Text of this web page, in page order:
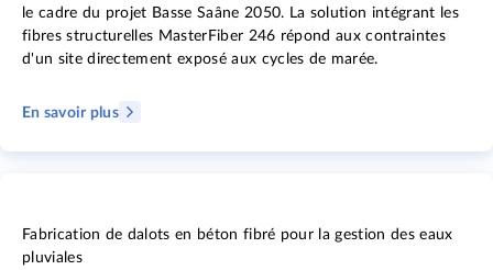
le cadre du projet Basse Saâne 2050. La solution intégrant les
fibres structurelles MasterFiber 246 répond aux contraintes
d'un site directement exposé aux cycles de marée.
En savoir plus
Fabrication de dalots en béton fibré pour la gestion des eaux
pluviales